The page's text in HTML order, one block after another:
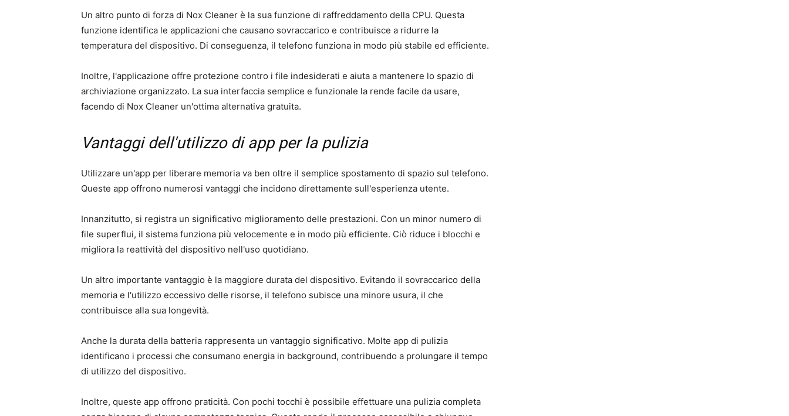
Un altro punto di forza di Nox Cleaner è la sua funzione di raffreddamento della CPU. Questa
funzione identifica le applicazioni che causano sovraccarico e contribuisce a ridurre la
temperatura del dispositivo. Di conseguenza, il telefono funziona in modo più stabile ed efficiente.
Inoltre, l'applicazione offre protezione contro i file indesiderati e aiuta a mantenere lo spazio di
archiviazione organizzato. La sua interfaccia semplice e funzionale la rende facile da usare,
facendo di Nox Cleaner un'ottima alternativa gratuita.
Vantaggi dell'utilizzo di app per la pulizia
Utilizzare un'app per liberare memoria va ben oltre il semplice spostamento di spazio sul telefono.
Queste app offrono numerosi vantaggi che incidono direttamente sull'esperienza utente.
Innanzitutto, si registra un significativo miglioramento delle prestazioni. Con un minor numero di
file superflui, il sistema funziona più velocemente e in modo più efficiente. Ciò riduce i blocchi e
migliora la reattività del dispositivo nell'uso quotidiano.
Un altro importante vantaggio è la maggiore durata del dispositivo. Evitando il sovraccarico della
memoria e l'utilizzo eccessivo delle risorse, il telefono subisce una minore usura, il che
contribuisce alla sua longevità.
Anche la durata della batteria rappresenta un vantaggio significativo. Molte app di pulizia
identificano i processi che consumano energia in background, contribuendo a prolungare il tempo
di utilizzo del dispositivo.
Inoltre, queste app offrono praticità. Con pochi tocchi è possibile effettuare una pulizia completa